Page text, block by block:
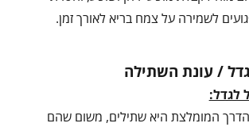
לשמירה על צמח בריא לאורך זמן.
/ עונת השתילה
לגדל:
הדרך המומלצת היא שתילים, משום שהם